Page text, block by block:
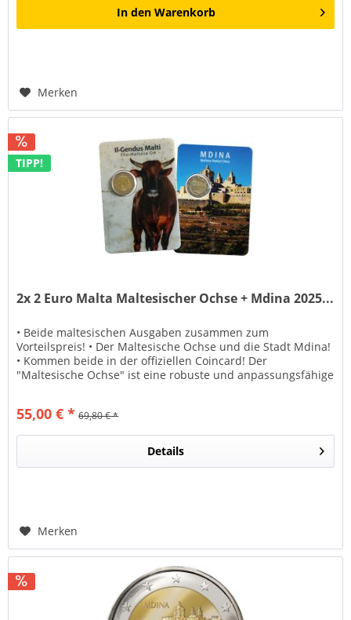
In den Warenkorb
Merken
TIPP!
2x 2 Euro Malta Maltesischer Ochse + Mdina 2025...
• Beide maltesischen Ausgaben zusammen zum
Vorteilspreis! • Der Maltesische Ochse und die Stadt Mdina!
• Kommen beide in der offiziellen Coincard! Der
"Maltesische Ochse" ist eine robuste und anpassungsfähige
55,00 € * 69,80 € *
Details
Merken